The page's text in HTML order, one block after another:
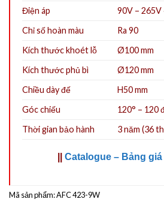
Điện áp
90V – 265V
Chỉ số hoàn màu
Ra 90
Kích thước khoét lỗ
Ø100mm
Kích thước phủ bì
Ø120 mm
Chiều dày đế
H50 mm
Góc chiếu
120° – 120
Thời gian bảo hành
3 năm (36
Catalogue – Bảng
Mã sản phẩm:AFC 423-9W